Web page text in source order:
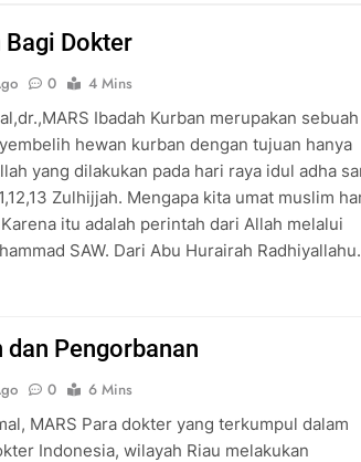
Bagi Dokter
0
4 Mins
Ibadah Kurban merupakan sebuah
hewan kurban dengan tujuan hanya
yang dilakukan pada hari raya idul adha
Zulhijjah. Mengapa kita umat muslim
itu adalah perintah dari Allah melalui
SAW. Dari Abu Hurairah
dan Pengorbanan
0
6 Mins
MARS Para dokter yang terkumpul dalam
Indonesia, wilayah Riau melakukan